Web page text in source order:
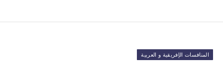
المنافسات الإفريقية و العربية